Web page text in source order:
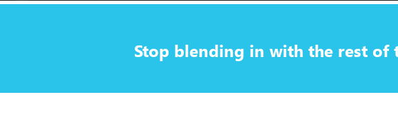
Stop blending in with the rest of